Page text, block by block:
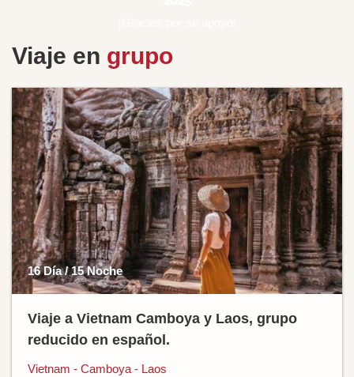
Viaje en grupo
16 Día / 15 Noche
Viaje a Vietnam Camboya y Laos, grupo
reducido en español.
Vietnam - Camboya - Laos